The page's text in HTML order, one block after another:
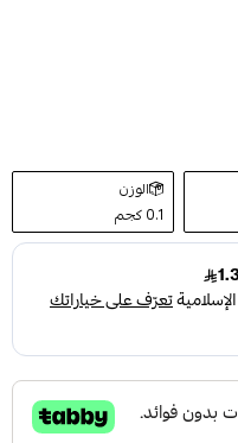
الوزن
0.1 كجم